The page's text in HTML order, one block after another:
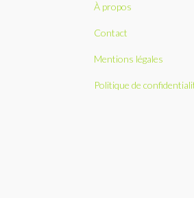
À propos
Contact
Mentions légales
Politique de